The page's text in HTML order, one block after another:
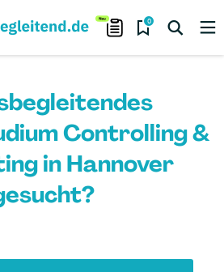
0
Controlling &
in Hannover